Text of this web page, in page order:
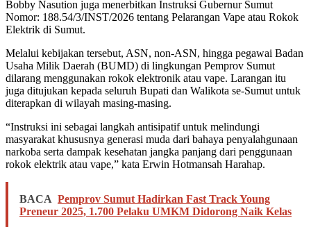
Bobby Nasution juga menerbitkan Instruksi Gubernur Sumut
Nomor: 188.54/3/INST/2026 tentang Pelarangan Vape atau Rokok
Elektrik di Sumut.
Melalui kebijakan tersebut, ASN, non-ASN, hingga pegawai Badan
Usaha Milik Daerah (BUMD) di lingkungan Pemprov Sumut
dilarang menggunakan rokok elektronik atau vape. Larangan itu
juga ditujukan kepada seluruh Bupati dan Walikota se-Sumut untuk
diterapkan di wilayah masing-masing.
“Instruksi ini sebagai langkah antisipatif untuk melindungi
masyarakat khususnya generasi muda dari bahaya penyalahgunaan
narkoba serta dampak kesehatan jangka panjang dari penggunaan
rokok elektrik atau vape,” kata Erwin Hotmansah Harahap.
BACA Pemprov Sumut Hadirkan Fast Track Young
Preneur 2025, 1.700 Pelaku UMKM Didorong Naik Kelas